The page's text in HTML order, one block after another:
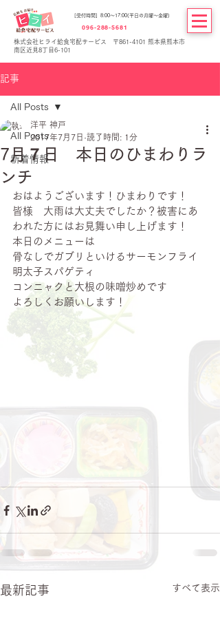
[受付時間] 8:00～17:00(平日の月曜～金曜)
096-288-5681
株式会社ヒライ給食宅配サービス 〒861-4101 熊本県熊本市
南区近見8丁目6-101
記事
All Posts
新着情報
All Posts
7月７日 本日のひまわりラ
ンチ
洋平 神戸
2017年7月7日 読了時間: 1分
おはようございます！ひまわりです！
皆様　大雨は大丈夫でしたか？被害にあ
われた方にはお見舞い申し上げます！
本日のメニューは
骨なしでガブリといけるサーモンフライ
明太子スパゲティ
コンニャクと大根の味噌炒めです
よろしくお願いします！
最新記事 すべて表示